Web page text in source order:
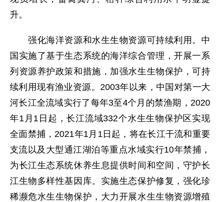
升。
强化海洋资源和水生生物资源可持续利用。中
国实施了基于生态系统的海洋综合管理，开展一系
列资源养护政策和措施，加强水生生物保护，可持
续利用现有渔业资源。2003年以来，中国对第一大
河长江全流域实行了每年3至4个月的禁渔期，2020
年1月1日起，长江流域332个水生生物保护区实现
全面禁捕，2021年1月1日起，将在长江干流和重要
支流以及大型通江湖泊等重点水域实行10年禁捕，
为长江生态系统休养生息提供时间和空间，守护长
江生物多样性基因库。实施生态保护修复，强化珍
稀濒危水生生物保护，大力开展水生生物资源增殖